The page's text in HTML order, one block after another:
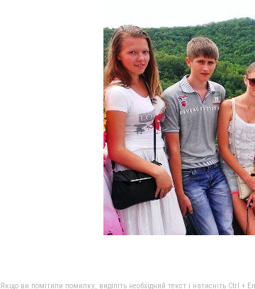
Якщо ви помітили помилку, виділіть необхідний текст і натисніть Ctrl +